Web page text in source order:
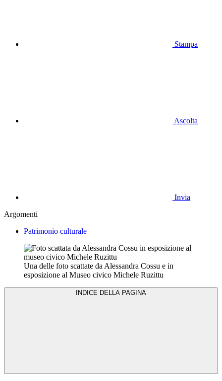
Stampa
Ascolta
Invia
Argomenti
Patrimonio culturale
Una delle foto scattate da Alessandra Cossu e in
esposizione al Museo civico Michele Ruzittu